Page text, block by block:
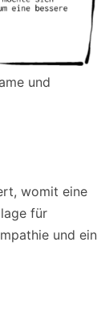
und
womit eine
für
und ein